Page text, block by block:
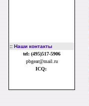
:: Наши контакты
tel: (495)517-5906
pbgear@mail.ru
ICQ: